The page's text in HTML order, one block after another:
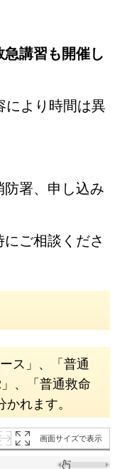
講習も開催し
により時間は異
防署、申し込み
ご相談くださ
ス」、「普通
、「普通救命
れます。
画面サイズで表示